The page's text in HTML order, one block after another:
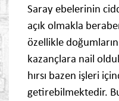
Saray ebelerinin
açık olmakla
özellikle
kazançlara nail
hırsı bazen işleri
getirebilmektedir.